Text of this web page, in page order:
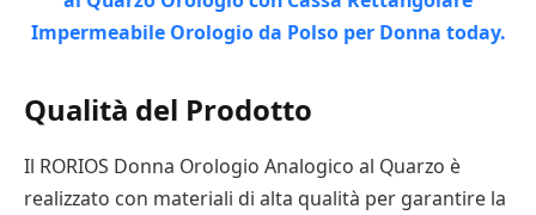
Qualità del Prodotto
Il RORIOS Donna Orologio Analogico al Quarzo è
realizzato con materiali di alta qualità per garantire la